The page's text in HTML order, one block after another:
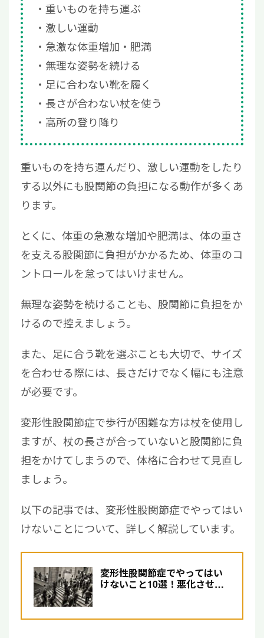
重いものを持ち運ぶ
激しい運動
急激な体重増加・肥満
無理な姿勢を続ける
足に合わない靴を履く
長さが合わない杖を使う
高所の登り降り
重いものを持ち運んだり、激しい運動をしたり
する以外にも股関節の負担になる動作が多くあ
ります。
とくに、体重の急激な増加や肥満は、体の重さ
を支える股関節に負担がかかるため、体重のコ
ントロールを怠ってはいけません。
無理な姿勢を続けることも、股関節に負担をか
けるので控えましょう。
また、足に合う靴を選ぶことも大切で、サイズ
を合わせる際には、長さだけでなく幅にも注意
が必要です。
変形性股関節症で歩行が困難な方は杖を使用し
ますが、杖の長さが合っていないと股関節に負
担をかけてしまうので、体格に合わせて見直し
ましょう。
以下の記事では、変形性股関節症でやってはい
けないことについて、詳しく解説しています。
変形性股関節症でやってはい
けないこと10選！悪化させな